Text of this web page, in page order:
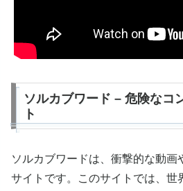
ソルカブワード – 危険なコ
ト
ソルカブワードは、衝撃的な動画
サイトです。このサイトでは、世